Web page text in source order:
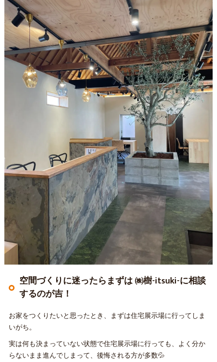
空間づくりに迷ったらまずは ㈱樹-itsuki-に相談
するのが吉！
お家をつくりたいと思ったとき、まずは住宅展示場に行ってしま
いがち。
実は何も決まっていない状態で住宅展示場に行っても、よく分か
らないまま進んでしまって、後悔される方が多数💦